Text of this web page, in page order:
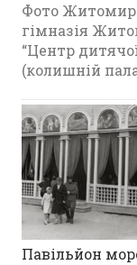
Фото
гімназія
“Центр
(колишній
Павільйон